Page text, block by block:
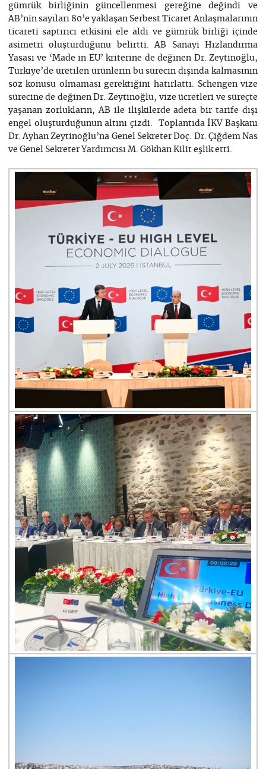
gümrük birliğinin güncellenmesi gereğine değindi ve
AB’nin sayıları 80’e yaklaşan Serbest Ticaret Anlaşmalarının
ticareti saptırıcı etkisini ele aldı ve gümrük birliği içinde
asimetri oluşturduğunu belirtti. AB Sanayi Hızlandırma
Yasası ve ‘Made in EU’ kriterine de değinen Dr. Zeytinoğlu,
Türkiye’de üretilen ürünlerin bu sürecin dışında kalmasının
söz konusu olmaması gerektiğini hatırlattı. Schengen vize
sürecine de değinen Dr. Zeytinoğlu, vize ücretleri ve süreçte
yaşanan zorlukların, AB ile ilişkilerde adeta bir tarife dışı
engel oluşturduğunun altını çizdi. Toplantıda İKV Başkanı
Dr. Ayhan Zeytinoğlu’na Genel Sekreter Doç. Dr. Çiğdem Nas
ve Genel Sekreter Yardımcısı M. Gökhan Kilit eşlik etti.